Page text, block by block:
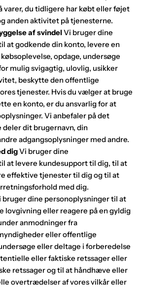
varer, du tidligere har købt eller føjet
anden aktivitet på tjenesterne.
af svindelVi bruger dine
at godkende din konto, levere en
opdage, undersøge
mulig svigagtig, ulovlig, usikker
beskytte den offentlige
tjenester. Hvis du vælger at bruge
en konto, er du ansvarlig for at
Vi anbefaler på det
deler dit brugernavn, din
adgangsoplysninger med andre.
digVi bruger dine
at levere kundesupport til dig, til at
effektive tjenester til dig og til at
med dig.
bruger dine personoplysninger til at
lovgivning eller reagere på en gyldig
anmodninger fra
eller offentlige
eller deltage i forberedelse
eller faktiske retssager eller
retssager og til at håndhæve eller
overtrædelser af vores vilkår eller